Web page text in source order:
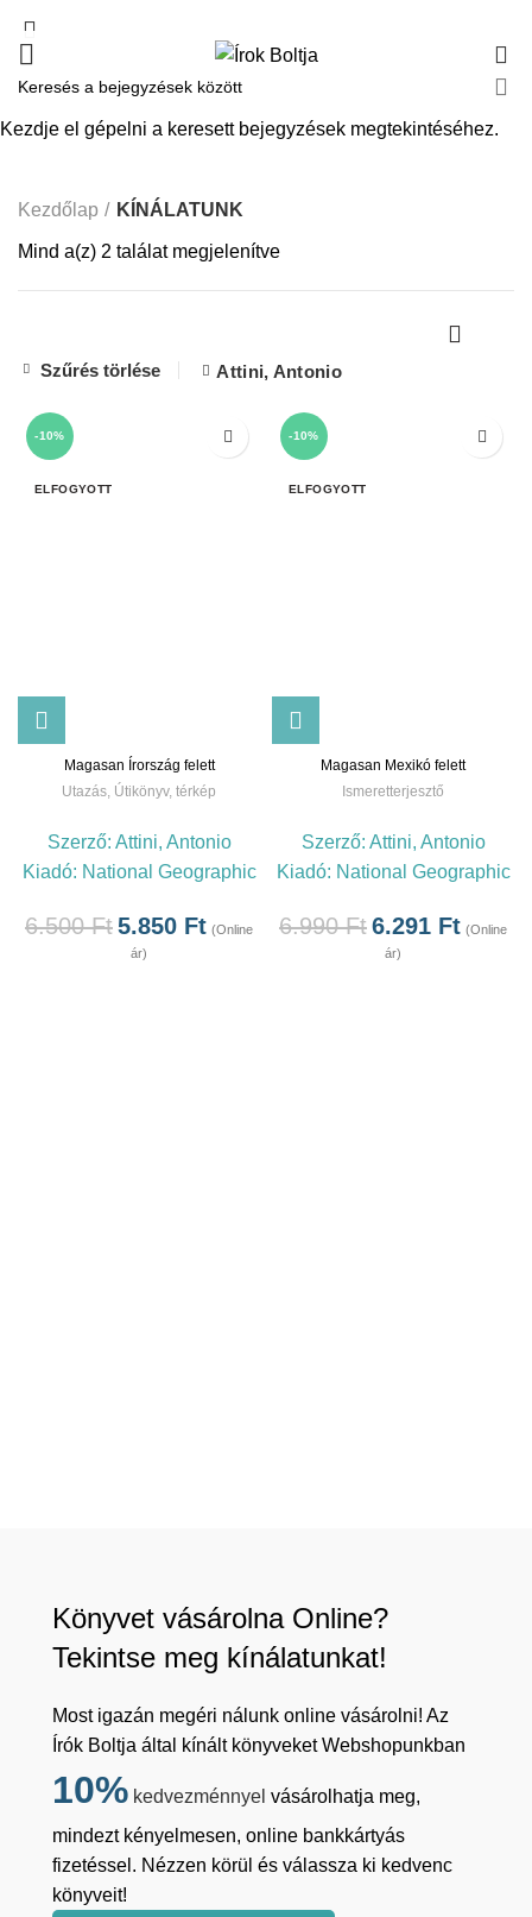
KÍNÁLATUNK
Kezdőlap KÍNÁLATUNK
Mind a(z) 2 találat megjelenítve
Szűrés törlése Attini, Antonio
-10%
ELFOGYOTT
Magasan Írország felett
Utazás Útikönyv, térkép
Szerző: Attini, Antonio
Kiadó: National Geographic
6.500Ft5.850 Ft (Online
ár)
-10%
ELFOGYOTT
Magasan Mexikó felett
Ismeretterjesztő
Szerző: Attini, Antonio
Kiadó: National Geographic
6.990Ft6.291 Ft (Online
ár)
Könyvet vásárolna Online?
Tekintse meg kínálatunkat!
Most igazán megéri nálunk online vásárolni! Az
Írók Boltja által kínált könyveket Webshopunkban
10% kedvezménnyel vásárolhatja meg,
mindezt kényelmesen, online bankkártyás
fizetéssel. Nézzen körül és válassza ki kedvenc
könyveit!
Kezdje el gépelni a keresett bejegyzések megtekintéséhez.